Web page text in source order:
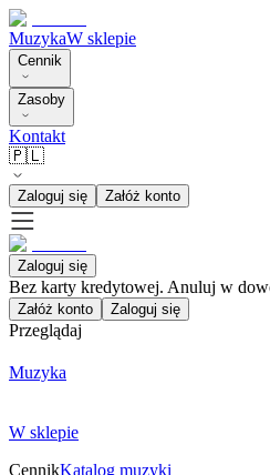
MuzykaW sklepie
Cennik
Zasoby
Kontakt
🇵🇱
Zaloguj się Załóż konto
Zaloguj się
Bez karty kredytowej. Anuluj w
Załóż konto Zaloguj się
Przeglądaj
Muzyka
W sklepie
CennikKatalog muzyki